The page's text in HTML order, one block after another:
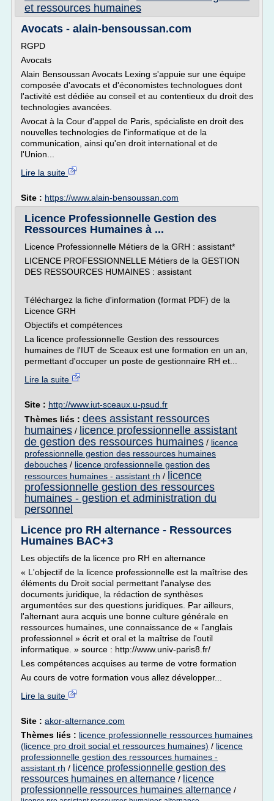
et ressources humaines
Avocats - alain-bensoussan.com
RGPD
Avocats
Alain Bensoussan Avocats Lexing s'appuie sur une équipe
composée d'avocats et d'économistes technologues dont
l'activité est dédiée au conseil et au contentieux du droit des
technologies avancées.
Avocat à la Cour d'appel de Paris, spécialiste en droit des
nouvelles technologies de l'informatique et de la
communication, ainsi qu'en droit international et de
l'Union...
Lire la suite
Site : https://www.alain-bensoussan.com
Licence Professionnelle Gestion des
Ressources Humaines à ...
Licence Professionnelle Métiers de la GRH : assistant*
LICENCE PROFESSIONNELLE Métiers de la GESTION
DES RESSOURCES HUMAINES : assistant
Téléchargez la fiche d'information (format PDF) de la
Licence GRH
Objectifs et compétences
La licence professionnelle Gestion des ressources
humaines de l'IUT de Sceaux est une formation en un an,
permettant d'occuper un poste de gestionnaire RH et...
Lire la suite
Site : http://www.iut-sceaux.u-psud.fr
Thèmes liés : dees assistant ressources
humaines / licence professionnelle assistant
de gestion des ressources humaines / licence
professionnelle gestion des ressources humaines
debouches / licence professionnelle gestion des
ressources humaines - assistant rh / licence
professionnelle gestion des ressources
humaines - gestion et administration du
personnel
Licence pro RH alternance - Ressources
Humaines BAC+3
Les objectifs de la licence pro RH en alternance
« L'objectif de la licence professionnelle est la maîtrise des
éléments du Droit social permettant l'analyse des
documents juridique, la rédaction de synthèses
argumentées sur des questions juridiques. Par ailleurs,
l'alternant aura acquis une bonne culture générale en
ressources humaines, une connaissance de « l'anglais
professionnel » écrit et oral et la maîtrise de l'outil
informatique. » source : http://www.univ-paris8.fr/
Les compétences acquises au terme de votre formation
Au cours de votre formation vous allez développer...
Lire la suite
Site : akor-alternance.com
Thèmes liés : licence professionnelle ressources humaines
(licence pro droit social et ressources humaines) / licence
professionnelle gestion des ressources humaines -
assistant rh / licence professionnelle gestion des
ressources humaines en alternance / licence
professionnelle ressources humaines alternance /